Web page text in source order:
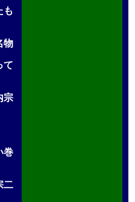
も
物
て